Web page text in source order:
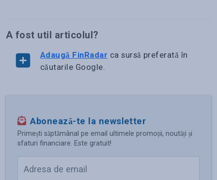
A fost util articolul?
Adaugă FinRadar ca sursă preferată în
căutarile Google.
Abonează-te la newsletter
Primești săptămânal pe email ultimele promoții, noutăți și
sfaturi financiare. Este gratuit!